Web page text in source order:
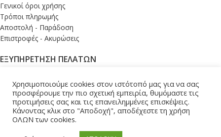
Γενικοί όροι χρήσης
Τρόποι πληρωμής
Αποστολή - Παράδοση
Επιστροφές - Ακυρώσεις
ΕΞΥΠΗΡΕΤΗΣΗ ΠΕΛΑΤΩΝ
Σύνδεση
Το καλάθι μου
Ολοκλήρωση παραγγελίας
Εντοπισμός παραγγελίας
Επικοινωνία
Χρησιμοποιούμε cookies στον ιστότοπό μας για να σας
προσφέρουμε την πιο σχετική εμπειρία, θυμόμαστε τις
προτιμήσεις σας και τις επανειλημμένες επισκέψεις.
Κάνοντας κλικ στο "Αποδοχή", αποδέχεστε τη χρήση
ΟΛΩΝ των cookies.